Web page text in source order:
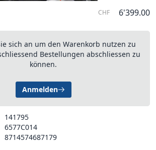
CHF 6'399.00
sich an um den Warenkorb nutzen zu
Bestellungen abschliessen zu
können.
Anmelden
141795
6577C014
8714574687179